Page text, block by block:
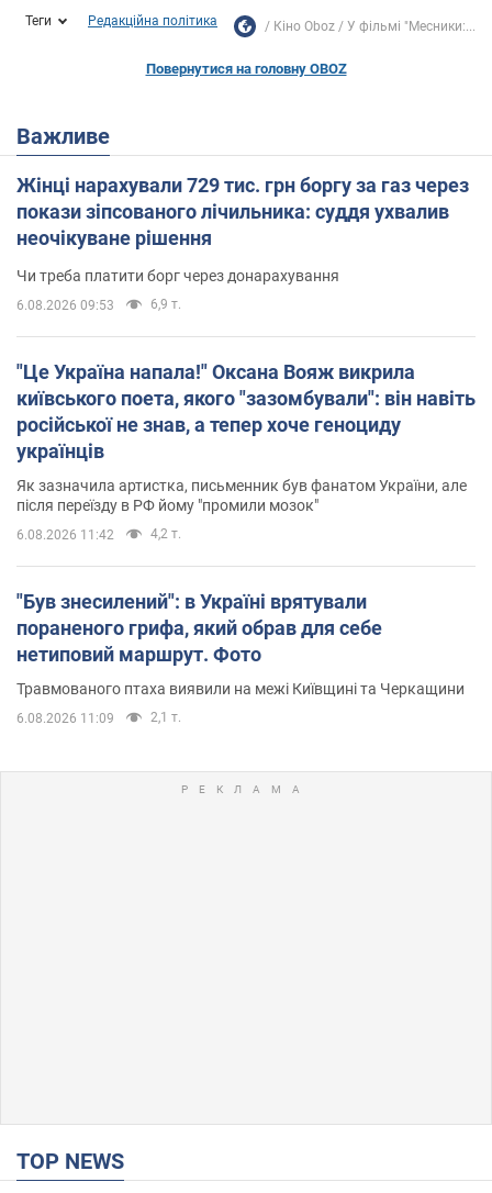
Теги Редакційна політика Кіно Oboz У фільмі "Месники:...
Повернутися на головну OBOZ
Важливе
Жінці нарахували 729 тис. грн боргу за газ через
покази зіпсованого лічильника: суддя ухвалив
неочікуване рішення
Чи треба платити борг через донарахування
6.08.2026 09:53 6,9 т.
"Це Україна напала!" Оксана Вояж викрила
київського поета, якого "зазомбували": він навіть
російської не знав, а тепер хоче геноциду
українців
Як зазначила артистка, письменник був фанатом України, але
після переїзду в РФ йому "промили мозок"
6.08.2026 11:42 4,2 т.
"Був знесилений": в Україні врятували
пораненого грифа, який обрав для себе
нетиповий маршрут. Фото
Травмованого птаха виявили на межі Київщині та Черкащини
6.08.2026 11:09 2,1 т.
TOP NEWS